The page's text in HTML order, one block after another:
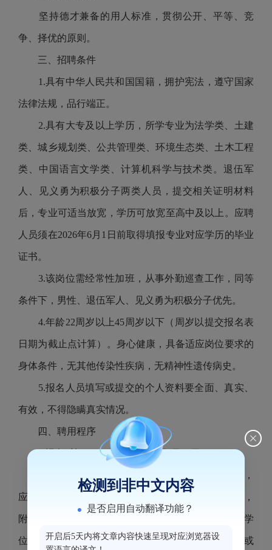
坚持德才兼备的用人标准，贯彻公开、平等、竞
争、择优的原则。
三、招聘条件
1.具有中华人民共和国国籍，拥护宪法，遵守国家
法律法规，品行端正。
2.具有大专及以上学历，所学专业为法学类、土建
类、城乡规划类、公共管理类、环境生态类、土木工程
类、中国语言文学类、计算机科学与技术类。退伍军
人、见义勇为积极分子两类人员，提交相关证明材料
后，专业可适当放宽，学历可放宽至高中及以上。应聘
人员须在2026年6月1日前取得填报专业对应学历的毕业
证书。
3.该岗位需经常性加班，从事外勤巡查工作，同等
条件下，男性、退伍军人、见义勇为积极分子优先。
4.年龄22周岁以上45周岁以下（周岁以提交报名表
日期为截止点计算）。身心健康，具备适应岗位要求的
身体条件，无其他传染性疾病，无精神性遗传病史。
5.报名人员填写或提交的个人资料要全面、真实、
有效，不得隐瞒真实情况。
四、聘用程序
1.报名时间：2026年6月12日至6月14日。
2.报名方式：本次报名采取电子邮箱报名的形式，
应聘人员需认真填写报名表（可在本公告附件中下载，
附本人近期免冠证件照），并提供个人身份证、学历学
位证书（含学信网证明）、其他资格证书的清晰照片或
检测到非中文内容
是否启用自动翻译功能？
开启后5天内将文章内容快速呈现对应浏览器设